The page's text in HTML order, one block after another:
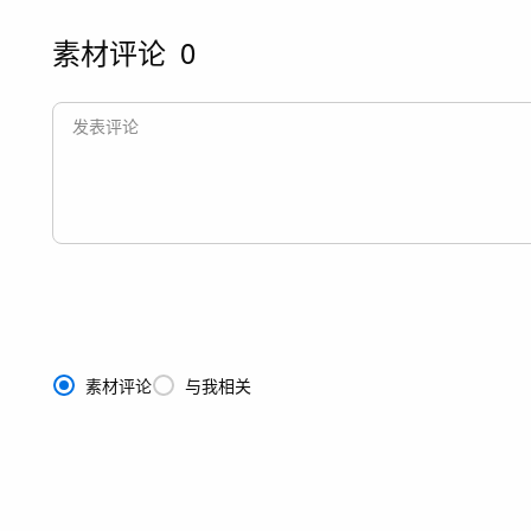
素材评论 0
素材评论 与我相关